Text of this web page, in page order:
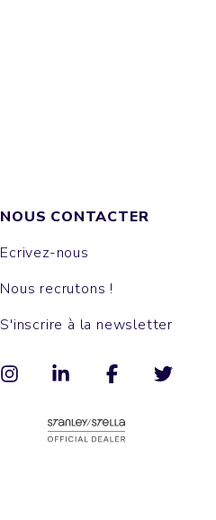
NOUS CONTACTER
Ecrivez-nous
Nous recrutons !
S'inscrire à la newsletter